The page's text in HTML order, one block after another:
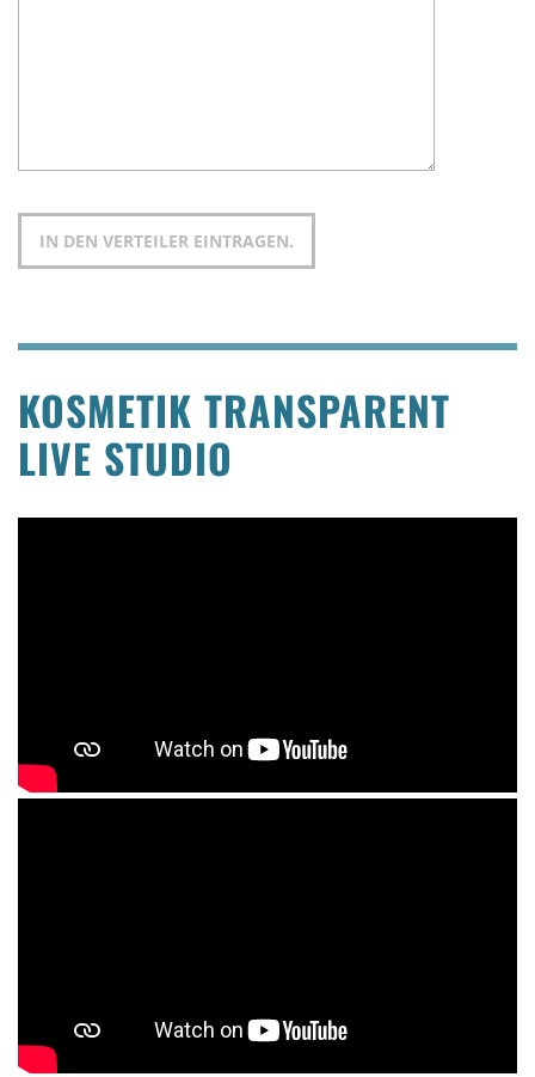
KOSMETIK TRANSPARENT
LIVE STUDIO